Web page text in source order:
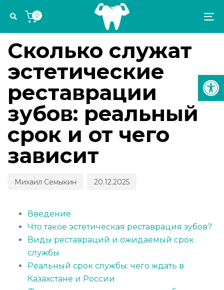
links
navigation
Skip
content
0
IN:
ЭСТЕТИКА И ОРТОДОНТИЯ
Сколько служат
эстетические
реставрации
зубов: реальный
срок и от чего
зависит
Михаил Семыкин
on:
20.12.2025
Введение
Что такое эстетическая реставрация зубов?
Виды реставраций и ожидаемый срок
службы
Реальный срок службы: чего ждать в
Казахстане и России